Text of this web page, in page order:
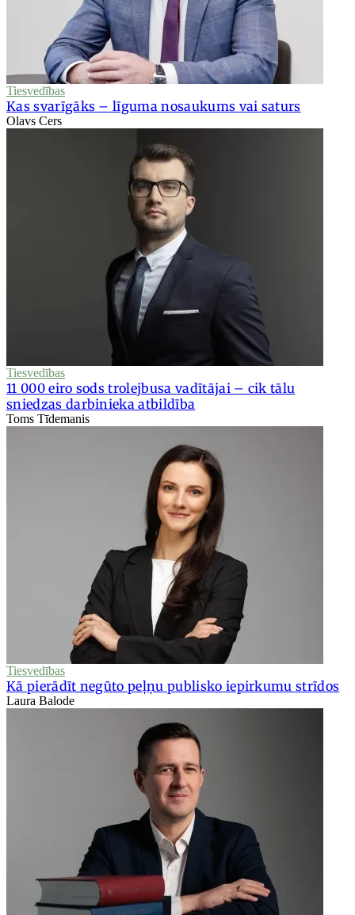
Tiesvedības
Kas svarīgāks – līguma nosaukums vai saturs
Olavs Cers
Tiesvedības
11 000 eiro sods trolejbusa vadītājai – cik tālu
sniedzas darbinieka atbildība
Toms Tīdemanis
Tiesvedības
Kā pierādīt negūto peļņu publisko iepirkumu strīdos
Laura Balode